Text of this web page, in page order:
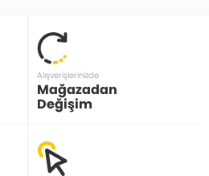
Alışverişlerinizde
Mağazadan
Değişim